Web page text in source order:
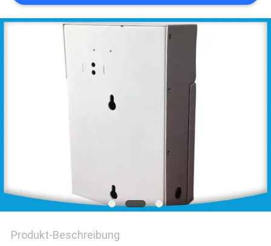
SHOPPING
SITEMAP
Produkt-Beschreibung